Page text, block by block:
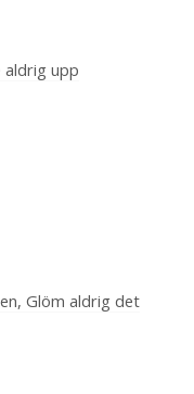
aldrig upp
Glöm aldrig det